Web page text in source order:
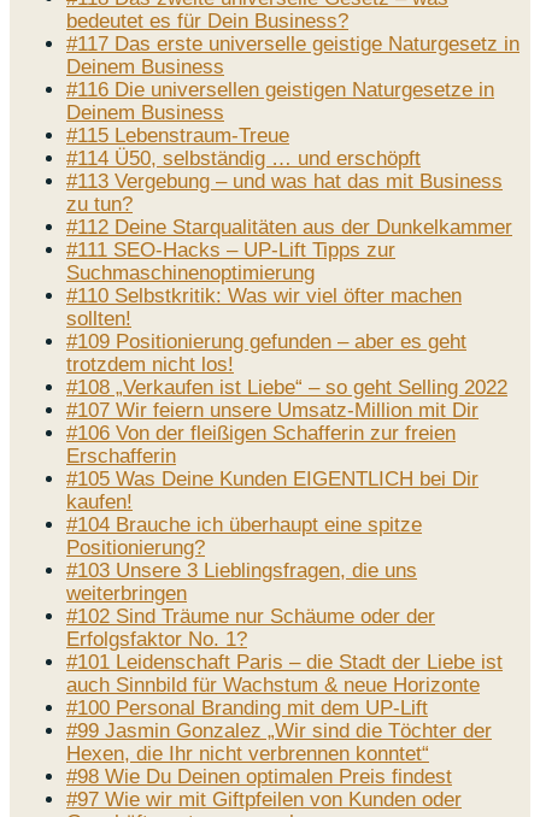
bedeutet es für Dein Business?
#117 Das erste universelle geistige Naturgesetz in
Deinem Business
#116 Die universellen geistigen Naturgesetze in
Deinem Business
#115 Lebenstraum-Treue
#114 Ü50, selbständig … und erschöpft
#113 Vergebung – und was hat das mit Business
zu tun?
#112 Deine Starqualitäten aus der Dunkelkammer
#111 SEO-Hacks – UP-Lift Tipps zur
Suchmaschinenoptimierung
#110 Selbstkritik: Was wir viel öfter machen
sollten!
#109 Positionierung gefunden – aber es geht
trotzdem nicht los!
#108 „Verkaufen ist Liebe“ – so geht Selling 2022
#107 Wir feiern unsere Umsatz-Million mit Dir
#106 Von der fleißigen Schafferin zur freien
Erschafferin
#105 Was Deine Kunden EIGENTLICH bei Dir
kaufen!
#104 Brauche ich überhaupt eine spitze
Positionierung?
#103 Unsere 3 Lieblingsfragen, die uns
weiterbringen
#102 Sind Träume nur Schäume oder der
Erfolgsfaktor No. 1?
#101 Leidenschaft Paris – die Stadt der Liebe ist
auch Sinnbild für Wachstum & neue Horizonte
#100 Personal Branding mit dem UP-Lift
#99 Jasmin Gonzalez „Wir sind die Töchter der
Hexen, die Ihr nicht verbrennen konntet“
#98 Wie Du Deinen optimalen Preis findest
#97 Wie wir mit Giftpfeilen von Kunden oder